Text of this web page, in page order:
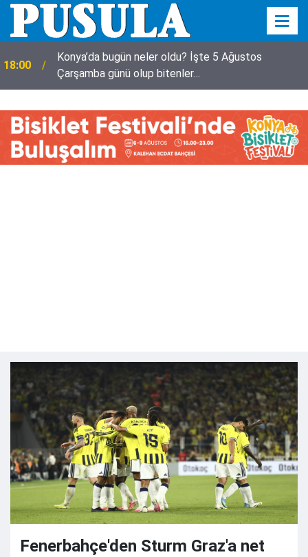
18:00
Konya’da bugün neler oldu? İşte 5 Ağustos
Çarşamba günü olup bitenler…
Fenerbahçe'den Sturm Graz'a net